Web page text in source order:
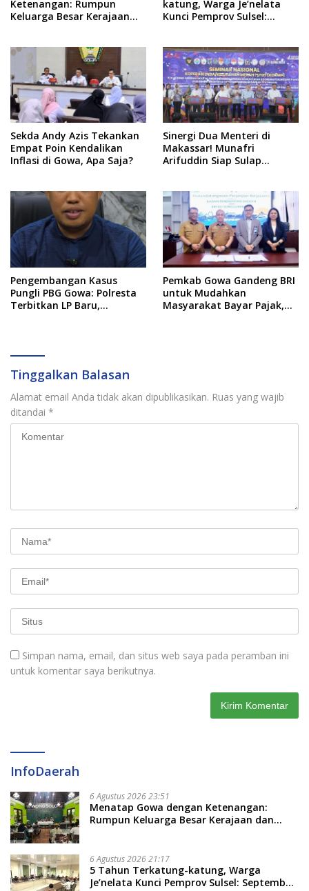
Ketenangan: Rumpun
Keluarga Besar Kerajaan
Jalur Musyawarah,
Ingatkan Soal Adat dan
Adab
katung, Warga Je’nelata
Kunci Pemprov Sulsel:
Sekda Andy Azis Tekankan
Empat Poin Kendalikan
Inflasi di Gowa, Apa Saja?
Sinergi Dua Menteri di
Makassar! Munafri
Arifuddin Siap Sulap
Baru
Pengembangan Kasus
Pungli PBG Gowa: Polresta
Terbitkan LP Baru,
Pemkab Gowa Gandeng BRI
untuk Mudahkan
Masyarakat Bayar Pajak,
Tinggalkan Balasan
Alamat email Anda tidak akan dipublikasikan. Ruas yang wajib
ditandai *
Simpan nama, email, dan situs web saya pada peramban ini
untuk komentar saya berikutnya.
InfoDaerah
6 Agustus 2026 23:51
Menatap Gowa dengan Ketenangan:
Rumpun Keluarga Besar Kerajaan dan
Soal Adat dan Adab
6 Agustus 2026 21:17
5 Tahun Terkatung-katung, Warga
Je’nelata Kunci Pemprov Sulsel: September